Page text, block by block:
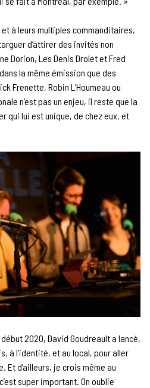
à leurs multiples commanditaires,
d’attirer des invités non
Dorion, Les Denis Drolet et Fred
la même émission que des
Frenette, Robin L’Houmeau ou
n’est pas un enjeu, il reste que la
qui lui est unique, de chez eux, et
2020, David Goudreault a lancé,
à l’identité, et au local, pour aller
Et d’ailleurs, je crois même au
super important. On oublie